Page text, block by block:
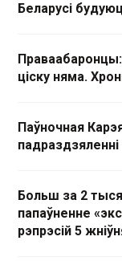
Беларусі
ціску няма.
Паўночная
Больш за 2
папаўненне
рэпрэсій 5